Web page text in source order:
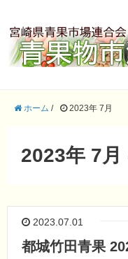
ホーム / 2023年 7月
2023年 7月
2023.07.01
都城竹田青果